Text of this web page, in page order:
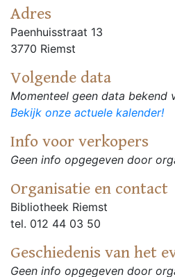
Adres
Paenhuisstraat 13
3770 Riemst
Volgende data
Momenteel geen data bekend
Bekijk onze actuele kalender!
Info voor verkopers
Geen info opgegeven door
Organisatie en contact
Bibliotheek Riemst
tel. 012 44 03 50
Geschiedenis van het
Geen info opgegeven door